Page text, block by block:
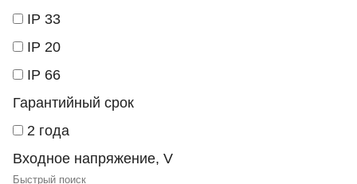
IP 33
IP 20
IP 66
Гарантийный срок
2 года
Входное напряжение, V